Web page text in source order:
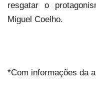
resgatar o
Miguel Coelho.
*Com informações da